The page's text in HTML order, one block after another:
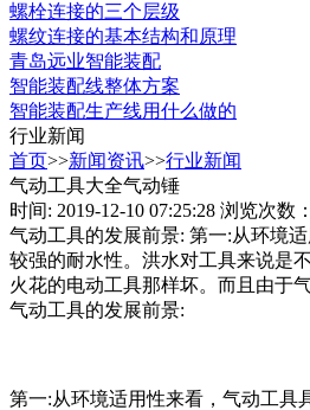
螺栓连接的三个层级
螺纹连接的基本结构和原理
青岛远业智能装配
智能装配线整体方案
智能装配生产线用什么做的
行业新闻
首页>>新闻资讯>>行业新闻
气动工具大全气动锤
时间: 2019-12-10 07:25:28 浏览次数
气动工具的发展前景: 第一:从环境
较强的耐水性。洪水对工具来说是
火花的电动工具那样坏。而且由于
气动工具的发展前景:
第一:从环境适用性来看，气动工具